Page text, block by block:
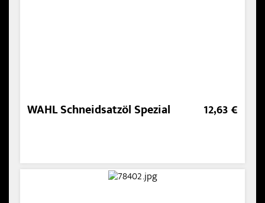
WAHL Schneidsatzöl Spezial 12,63 €